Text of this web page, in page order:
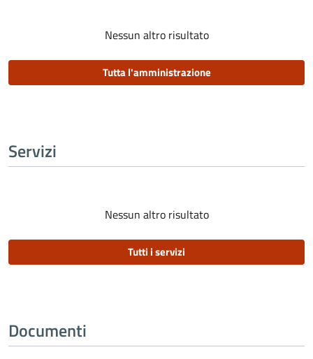
Nessun altro risultato
Tutta l'amministrazione
Servizi
Nessun altro risultato
Tutti i servizi
Documenti